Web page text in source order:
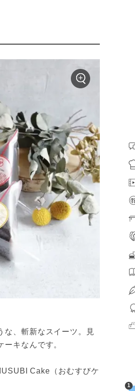
な、斬新なスイーツ。見
キなんです。
Cake（おむすびケ
1